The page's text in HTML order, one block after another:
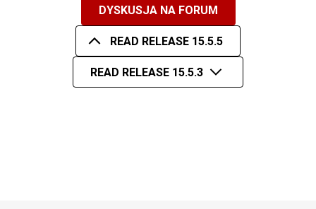
DYSKUSJA NA FORUM
READ RELEASE 15.5.5
READ RELEASE 15.5.3